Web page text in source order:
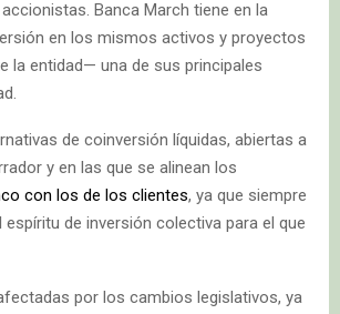
Banca March tiene en la
en los mismos activos y proyectos
la entidad— una de sus principales
de coinversión líquidas, abiertas a
y en las que se alinean los
con los de los clientes, ya que siempre
espíritu de inversión colectiva para el que
por los cambios legislativos, ya